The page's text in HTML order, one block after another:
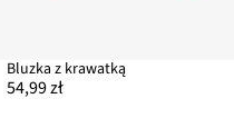
Bluzka z krawatką
54,99 zł